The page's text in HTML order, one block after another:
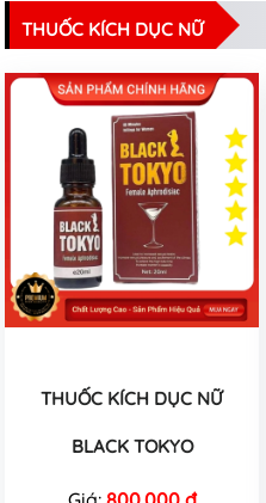
THUỐC KÍCH DỤC NỮ
THUỐC KÍCH DỤC NỮ
BLACK TOKYO